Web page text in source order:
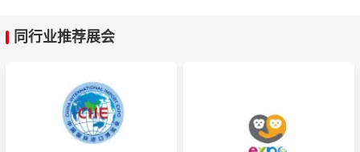
同行业推荐展会